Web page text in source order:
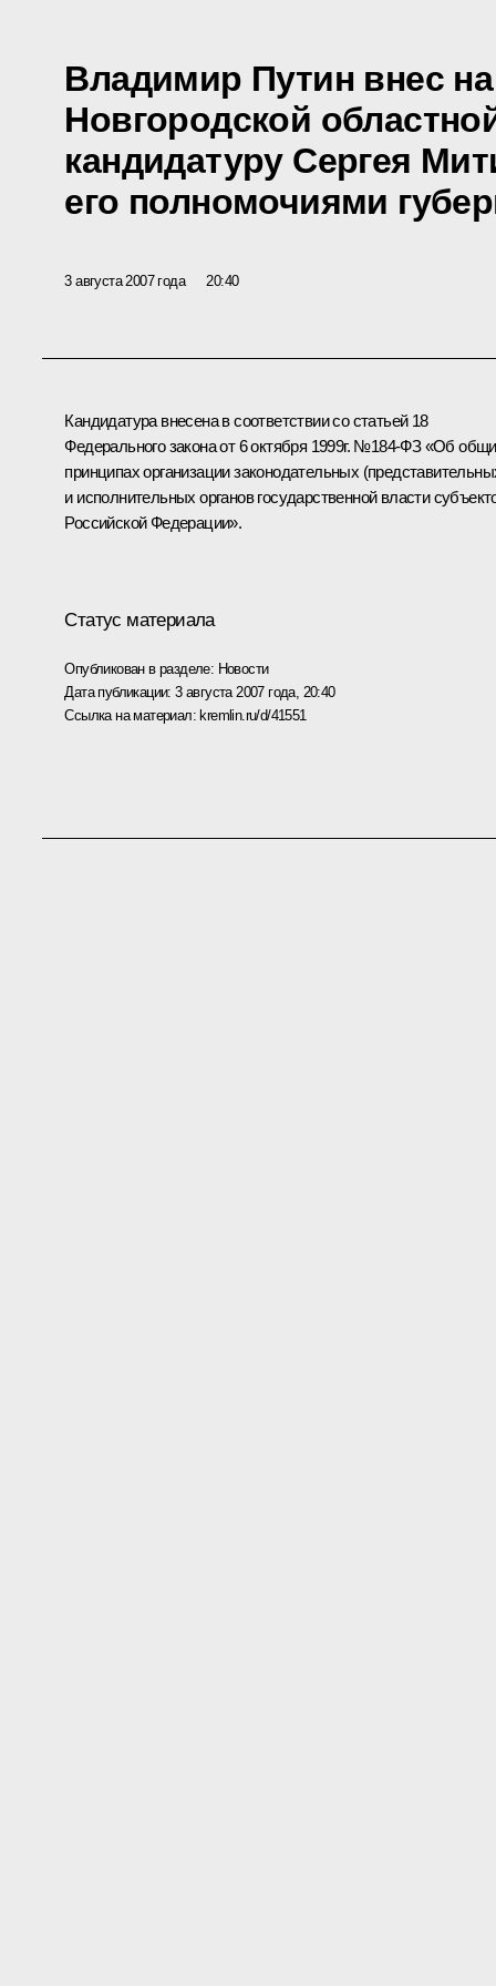
Владимир Путин внес
Новгородской
кандидатуру Сергея
его полномочиями
3 августа 2007 года 20:40
Кандидатура внесена в соответствии со статьей 18
Федерального закона от 6 октября 1999г. №184-ФЗ «Об
принципах организации законодательных
и исполнительных органов государственной власти
Российской Федерации».
Статус материала
Опубликован в разделе: Новости
Дата публикации:3 августа 2007 года, 20:40
Ссылка на материал:kremlin.ru/d/41551